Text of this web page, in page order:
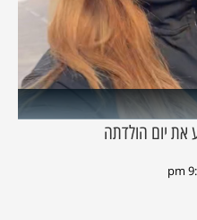
את יום הולדתה